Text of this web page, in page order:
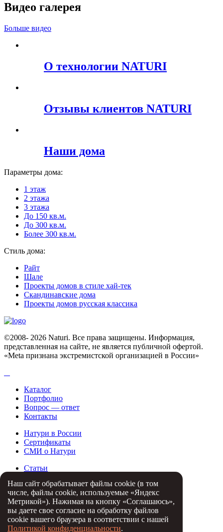
Видео галерея
Больше видео
О технологии NATURI
Отзывы клиентов NATURI
Наши дома
Параметры дома:
1 этаж
2 этажа
3 этажа
До 150 кв.м.
До 300 кв.м.
Более 300 кв.м.
Стиль дома:
Райт
Шале
Проекты домов в стиле хай-тек
Скандинавские дома
Проекты домов русская классика
©2008- 2026 Naturi. Все права защищены. Информация,
представленная на сайте, не является публичной офертой.
«Meta признана экстремистcкой организацией в России»
Каталог
Портфолио
Вопрос — ответ
Контакты
Натури в России
Сертификаты
СМИ о Натури
Статьи
Отзывы
8 800 333 73 23Заказать обратный звонок
Скачайте буклет
.pdf (6686 Мб)
Наш сайт обрабатывает файлы cookie (в том
числе, файлы cookie, используемые «Яндекс
Метрикой»). Нажимая на кнопку «Соглашаюсь»,
вы даете свое согласие на обработку файлов
cookie вашего браузера в соответствии с нашей
Политикой конфиденциальности.